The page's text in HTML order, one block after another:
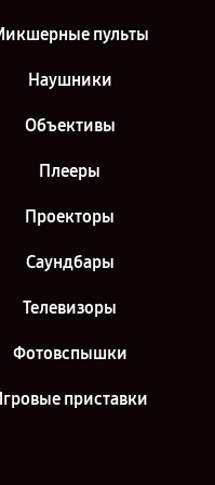
пульты
Наушники
Объективы
Плееры
Проекторы
Саундбары
Телевизоры
Фотовспышки
приставки